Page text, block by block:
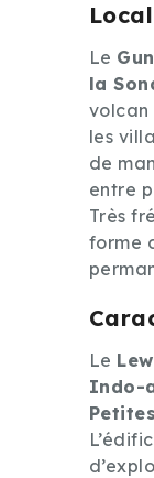
Le
la
volcan
les
de
entre
Très
forme
Le
Indo-